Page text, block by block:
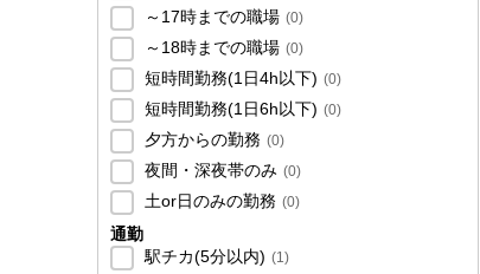
～17時までの職場 (0)
～18時までの職場 (0)
短時間勤務(1日4h以下) (0)
短時間勤務(1日6h以下) (0)
夕方からの勤務 (0)
夜間・深夜帯のみ (0)
土or日のみの勤務 (0)
通勤
駅チカ(5分以内) (1)